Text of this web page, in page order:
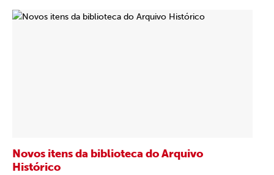
Novos itens da biblioteca do Arquivo
Histórico